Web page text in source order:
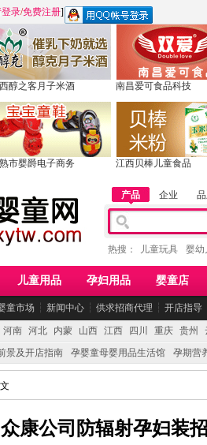
录/免费注册]
醇之客月子米酒 南昌爱可食品科技
市婴爵电子商务 江西贝棒儿童食品
产品 企业
热搜： 儿童玩具 婴幼
儿童用品 孕妇用品 婴童店
童市场 ┆ 新闻中心 ┆ 供求招商代理 ┆ 开店指导
河南 河北 内蒙 山西 江西 四川 重庆 贵州
景及开店指南 孕婴童母婴用品生活馆 孕期营
众康公司防辐射孕妇装